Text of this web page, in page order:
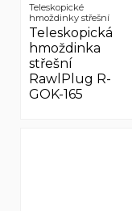
Teleskopické
hmoždinky střešní
Teleskopická
hmoždinka
střešní
RawlPlug R-
GOK-165